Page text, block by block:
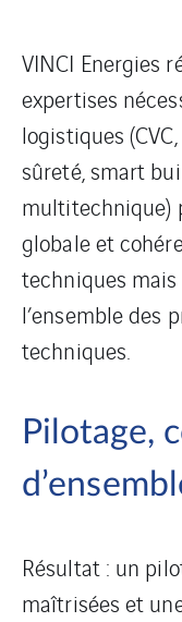
VINCI Energies
expertises
logistiques
sûreté, smart
multitechnique)
globale et
techniques
l’ensemble des
techniques.
Pilotage,
Résultat : un
maîtrisées et